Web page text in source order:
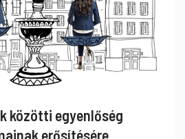
közötti egyenlőség
erősítésére